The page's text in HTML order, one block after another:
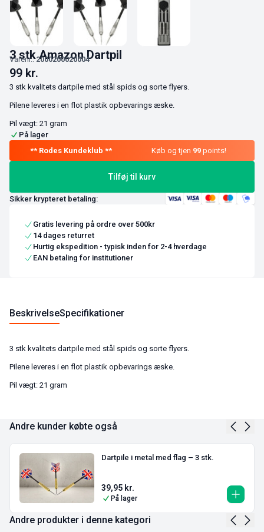
3 stk Amazon Dartpil
Varenr.:2000200020004
99 kr.
3 stk kvalitets dartpile med stål spids og sorte flyers.
Pilene leveres i en flot plastik opbevarings æske.
Pil vægt: 21 gram
På lager
Køb og tjen 99points!
Tilføj til kurv
Sikker krypteret betaling:
Gratis levering på ordre over 500kr
14 dages returret
Hurtig ekspedition - typisk inden for 2-4 hverdage
EAN betaling for institutioner
BeskrivelseSpecifikationer
3 stk kvalitets dartpile med stål spids og sorte flyers.
Pilene leveres i en flot plastik opbevarings æske.
Pil vægt: 21 gram
Andre kunder købte også
Dartpile i metal med flag – 3 stk.
39,95 kr.
På lager
Andre produkter i denne kategori